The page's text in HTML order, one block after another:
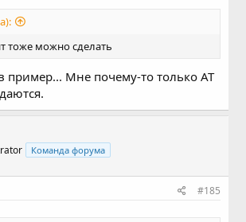
тоже можно сделать
пример... Мне почему-то только АТ
Команда форума
#185